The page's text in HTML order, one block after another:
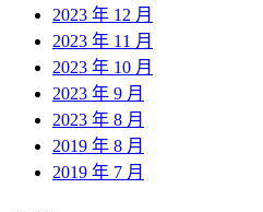
2023 年 12 月
2023 年 11 月
2023 年 10 月
2023 年 9 月
2023 年 8 月
2019 年 8 月
2019 年 7 月